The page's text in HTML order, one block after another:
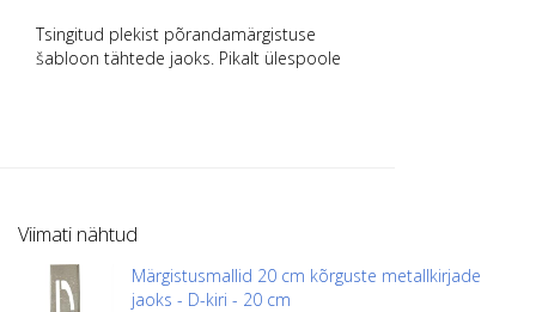
Tsingitud plekist põrandamärgistuse
šabloon tähtede jaoks. Pikalt ülespoole
Viimati nähtud
Märgistusmallid 20 cm kõrguste metallkirjade
jaoks - D-kiri - 20 cm